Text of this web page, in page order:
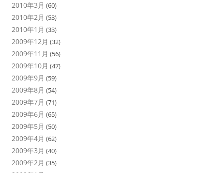
2010年3月 (60)
2010年2月 (53)
2010年1月 (33)
2009年12月 (32)
2009年11月 (56)
2009年10月 (47)
2009年9月 (59)
2009年8月 (54)
2009年7月 (71)
2009年6月 (65)
2009年5月 (50)
2009年4月 (62)
2009年3月 (40)
2009年2月 (35)